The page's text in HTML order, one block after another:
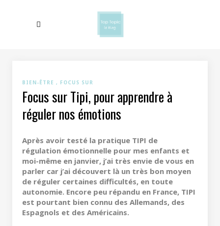
BIEN-ÊTRE FOCUS SUR
Focus sur Tipi, pour apprendre à
réguler nos émotions
Après avoir testé la pratique TIPI de
régulation émotionnelle pour mes enfants et
moi-même en janvier, j’ai très envie de vous en
parler car j’ai découvert là un très bon moyen
de réguler certaines difficultés, en toute
autonomie. Encore peu répandu en France, TIPI
est pourtant bien connu des Allemands, des
Espagnols et des Américains.